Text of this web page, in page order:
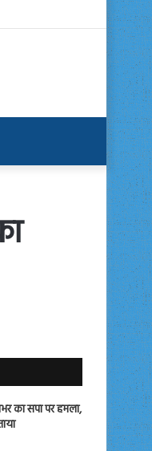
का सपा पर हमला,